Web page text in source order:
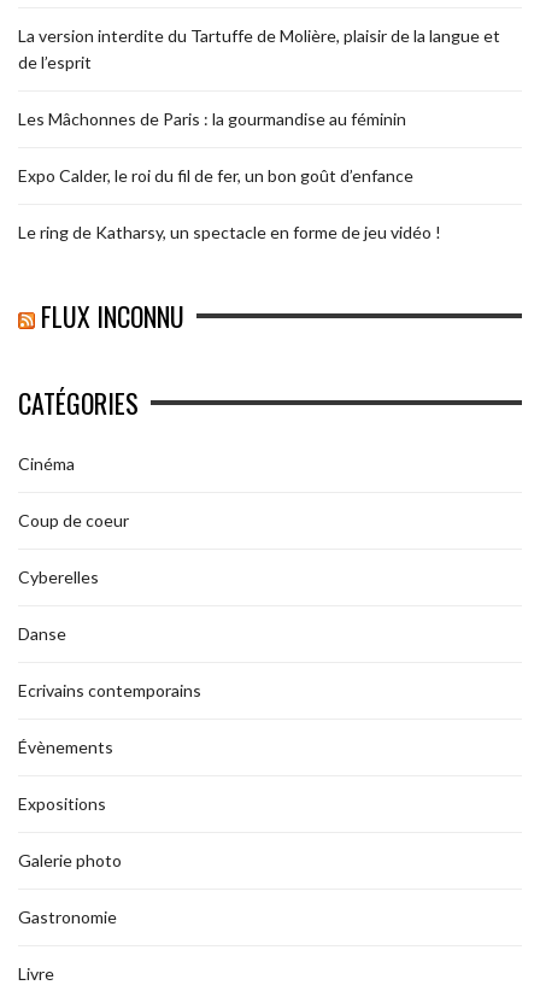
La version interdite du Tartuffe de Molière, plaisir de la langue et
de l’esprit
Les Mâchonnes de Paris : la gourmandise au féminin
Expo Calder, le roi du fil de fer, un bon goût d’enfance
Le ring de Katharsy, un spectacle en forme de jeu vidéo !
FLUX INCONNU
CATÉGORIES
Cinéma
Coup de coeur
Cyberelles
Danse
Ecrivains contemporains
Évènements
Expositions
Galerie photo
Gastronomie
Livre